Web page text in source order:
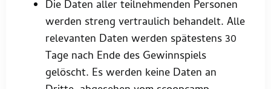
Die Daten aller teilnehmenden Personen
werden streng vertraulich behandelt. Alle
relevanten Daten werden spätestens 30
Tage nach Ende des Gewinnspiels
gelöscht. Es werden keine Daten an